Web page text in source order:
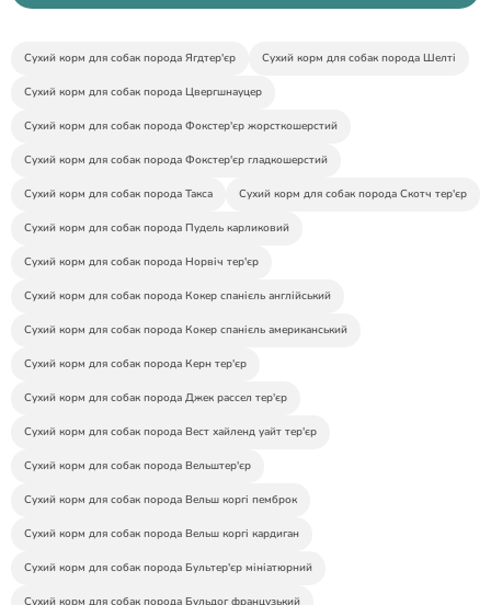
Сухий корм для собак порода Ягдтер'єр Сухий корм для собак порода Шелті
Сухий корм для собак порода Цвергшнауцер
Сухий корм для собак порода Фокстер'єр жорсткошерстий
Сухий корм для собак порода Фокстер'єр гладкошерстий
Сухий корм для собак порода Такса Сухий корм для собак порода Скотч тер'єр
Сухий корм для собак порода Пудель карликовий
Сухий корм для собак порода Норвіч тер'єр
Сухий корм для собак порода Кокер спанієль англійський
Сухий корм для собак порода Кокер спанієль американський
Сухий корм для собак порода Керн тер'єр
Сухий корм для собак порода Джек рассел тер'єр
Сухий корм для собак порода Вест хайленд уайт тер'єр
Сухий корм для собак порода Вельштер'єр
Сухий корм для собак порода Вельш коргі пемброк
Сухий корм для собак порода Вельш коргі кардиган
Сухий корм для собак порода Бультер'єр мініатюрний
Сухий корм для собак порода Бульдог французький